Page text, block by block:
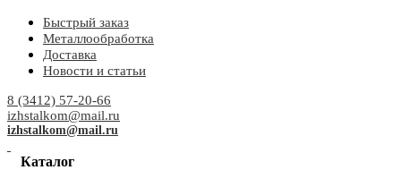
Быстрый заказ
Металлообработка
Доставка
Новости и статьи
8 (3412) 57-20-66
izhstalkom@mail.ru
izhstalkom@mail.ru
Каталог